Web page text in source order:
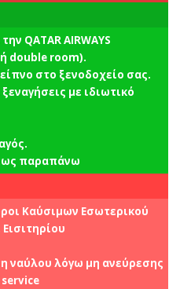
QATAR AIRWAYS
double room).
στο ξενοδοχείο σας.
με ιδιωτικό
παραπάνω
Καύσιμων Εσωτερικού
ναύλου λόγω μη ανεύρεσης